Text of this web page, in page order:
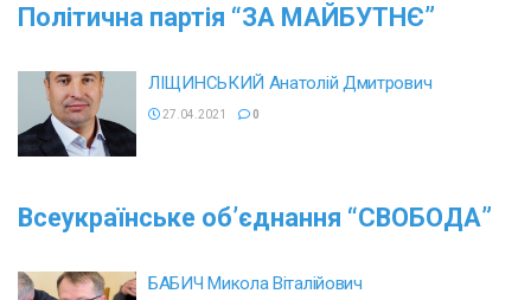
Політична партія “ЗА МАЙБУТНЄ”
ЛІЩИНСЬКИЙ Анатолій Дмитрович
27.04.2021 0
Всеукраїнське об’єднання “СВОБОДА”
БАБИЧ Микола Віталійович